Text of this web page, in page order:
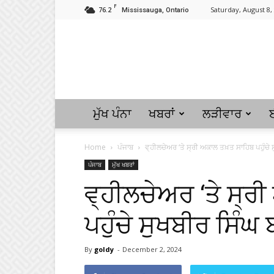
76.2 F
Mississauga, Ontario Saturday, August 8,
ਮੁੱਖ ਪੰਨਾ ਖਬਰਾਂ ਲੜੀਵਾਰ
Home ਪੰਜਾਬ ਵ੍ਹੀਲਚੇਅਰ ‘ਤੇ ਸ੍ਰੀ ਅਕਾਲ ਤਖ਼ਤ ਸਾਹਿਬ ਪਹੁੰਚੇ
ਪੰਜਾਬ ਮੁੱਖ ਖਬਰਾਂ
ਵ੍ਹੀਲਚੇਅਰ ‘ਤੇ
ਪਹੁੰਚੇ ਸੁਖਬੀਰ ਸਿੰਘ
By goldy - December 2, 2024